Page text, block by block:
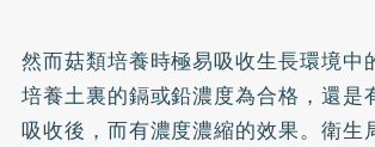
然而菇類培養時極易吸收生長環境中
培養土裏的鎘或鉛濃度為合格，還是
吸收後，而有濃度濃縮的效果。衛生